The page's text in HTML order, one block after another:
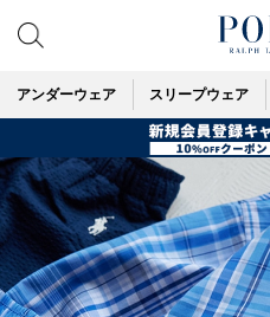
アンダーウェア スリープウェア